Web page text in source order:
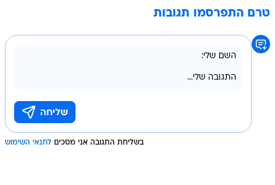
טרם התפרסמו תגובות
בשליחת התגובה אני מסכים לתנאי השימוש